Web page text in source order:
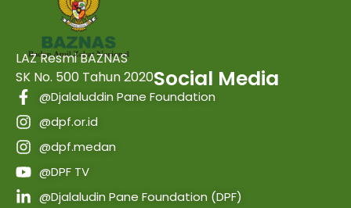
LAZ Resmi BAZNAS
SK No. 500 Tahun 2020Social Media
@Djalaluddin Pane Foundation
@dpf.or.id
@dpf.medan
@DPF TV
@Djalaludin Pane Foundation (DPF)